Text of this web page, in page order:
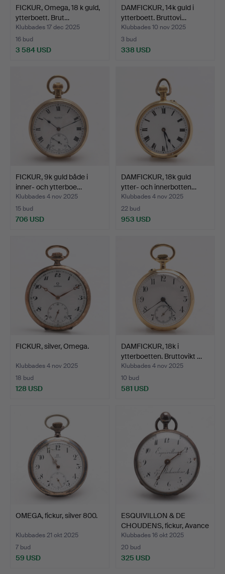
FICKUR, Omega, 18 k guld,
ytterboett. Brut…
Klubbades 17 dec 2025
16 bud
3 584 USD
DAMFICKUR, 14k guld i
ytterboett. Bruttovi…
Klubbades 10 nov 2025
3 bud
338 USD
FICKUR, 9k guld både i
inner- och ytterboe…
Klubbades 4 nov 2025
15 bud
706 USD
DAMFICKUR, 18k guld
ytter- och innerbotten…
Klubbades 4 nov 2025
22 bud
953 USD
FICKUR, silver, Omega.
Klubbades 4 nov 2025
18 bud
128 USD
DAMFICKUR, 18k i
ytterboetten. Bruttovikt …
Klubbades 4 nov 2025
10 bud
581 USD
OMEGA, fickur, silver 800.
Klubbades 21 okt 2025
7 bud
59 USD
ESQUIVILLON & DE
CHOUDENS, fickur, Avance
…
Klubbades 16 okt 2025
20 bud
325 USD